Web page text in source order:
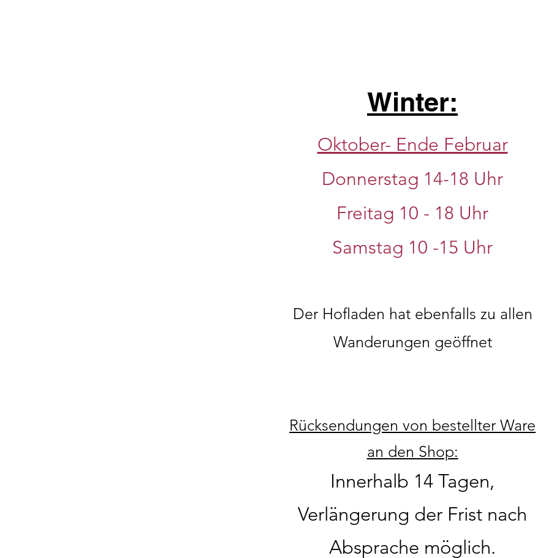
Winter:
Oktober- Ende Februar
Donnerstag 14-18 Uhr
Freitag 10 - 18 Uhr
Samstag 10 -15 Uhr
Der Hofladen hat ebenfalls zu allen
Wanderungen geöffnet
Rücksendungen von bestellter Ware
an den Shop:
Innerhalb 14 Tagen,
Verlängerung der Frist nach
Absprache möglich.